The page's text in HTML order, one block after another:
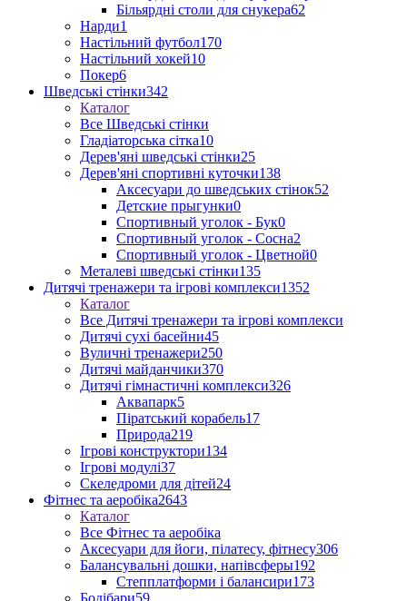
Більярдні столи для снукера62
Нарди1
Настільний футбол170
Настільний хокей10
Покер6
Шведські стінки342
Каталог
Все Шведські стінки
Гладіаторська сітка10
Дерев'яні шведські стінки25
Дерев'яні спортивні куточки138
Аксесуари до шведських стінок52
Детские прыгунки0
Спортивный уголок - Бук0
Спортивный уголок - Сосна2
Спортивный уголок - Цветной0
Металеві шведські стінки135
Дитячі тренажери та ігрові комплекси1352
Каталог
Все Дитячі тренажери та ігрові комплекси
Дитячі сухі басейни45
Вуличні тренажери250
Дитячі майданчики370
Дитячі гімнастичні комплекси326
Аквапарк5
Піратський корабель17
Природа219
Ігрові конструктори134
Ігрові модулі37
Скеледроми для дітей24
Фітнес та аеробіка2643
Каталог
Все Фітнес та аеробіка
Аксесуари для йоги, пілатесу, фітнесу306
Балансувальні дошки, напівсферы192
Степплатформи і балансири173
Бодібари59